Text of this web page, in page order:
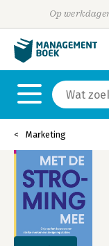
Op
Marketing